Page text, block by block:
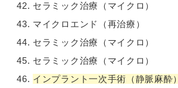
セラミック治療（マイクロ）
マイクロエンド（再治療）
セラミック治療（マイクロ）
セラミック治療（マイクロ）
インプラント一次手術（静脈麻酔）